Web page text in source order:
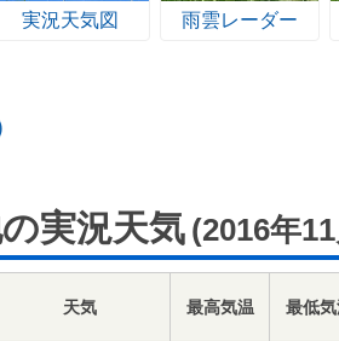
実況天気図 雨雲レーダー
実況天気 (2016年
天気 最高気温 最低